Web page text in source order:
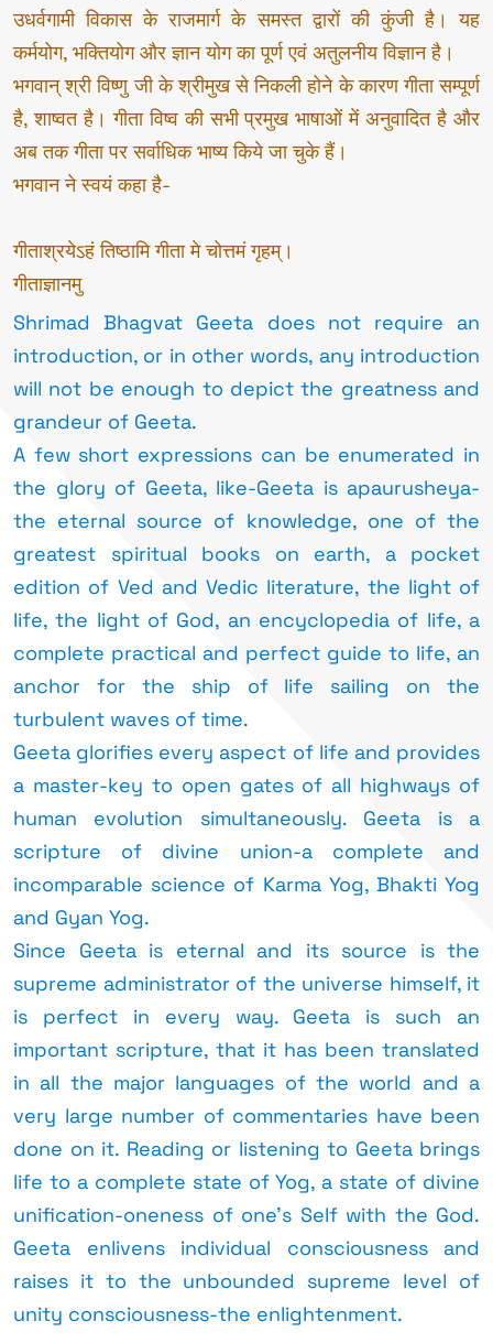
उधर्वगामी विकास के राजमार्ग के समस्त द्वारों की कुंजी है। यह
कर्मयोग, भक्तियोग और ज्ञान योग का पूर्ण एवं अतुलनीय विज्ञान है।
भगवान् श्री विष्णु जी के श्रीमुख से निकली होने के कारण गीता सम्पूर्ण
है, शाष्वत है। गीता विष्व की सभी प्रमुख भाषाओं में अनुवादित है और
अब तक गीता पर सर्वाधिक भाष्य किये जा चुके हैं।
भगवान ने स्वयं कहा है-
गीताश्रयेऽहं तिष्ठामि गीता मे चोत्तमं गृहम्।
गीताज्ञानमु
Shrimad Bhagvat Geeta does not require an
introduction, or in other words, any introduction
will not be enough to depict the greatness and
grandeur of Geeta.
A few short expressions can be enumerated in
the glory of Geeta, like-Geeta is apaurusheya-
the eternal source of knowledge, one of the
greatest spiritual books on earth, a pocket
edition of Ved and Vedic literature, the light of
life, the light of God, an encyclopedia of life, a
complete practical and perfect guide to life, an
anchor for the ship of life sailing on the
turbulent waves of time.
Geeta glorifies every aspect of life and provides
a master-key to open gates of all highways of
human evolution simultaneously. Geeta is a
scripture of divine union-a complete and
incomparable science of Karma Yog, Bhakti Yog
and Gyan Yog.
Since Geeta is eternal and its source is the
supreme administrator of the universe himself, it
is perfect in every way. Geeta is such an
important scripture, that it has been translated
in all the major languages of the world and a
very large number of commentaries have been
done on it. Reading or listening to Geeta brings
life to a complete state of Yog, a state of divine
unification-oneness of one's Self with the God.
Geeta enlivens individual consciousness and
raises it to the unbounded supreme level of
unity consciousness-the enlightenment.